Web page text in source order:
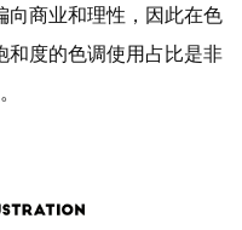
向商业和理性，因此在色
和度的色调使用占比是非